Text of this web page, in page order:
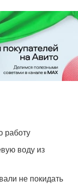
работу
воду из
не покидать